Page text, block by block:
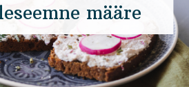
määre